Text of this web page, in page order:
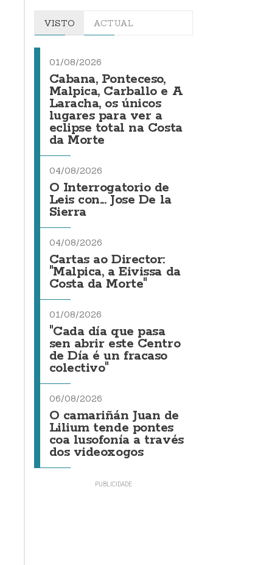
VISTO ACTUAL
01/08/2026
Cabana, Ponteceso,
Malpica, Carballo e A
Laracha, os únicos
lugares para ver a
eclipse total na Costa
da Morte
04/08/2026
O Interrogatorio de
Leis con... Jose De la
Sierra
04/08/2026
Cartas ao Director:
"Malpica, a Eivissa da
Costa da Morte"
01/08/2026
"Cada día que pasa
sen abrir este Centro
de Día é un fracaso
colectivo"
06/08/2026
O camariñán Juan de
Lilium tende pontes
coa lusofonía a través
dos videoxogos